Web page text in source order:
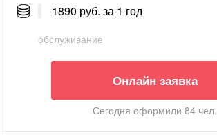
1890 руб. за 1 год
обслуживание
Онлайн заявка
Сегодня оформили 84 чел.